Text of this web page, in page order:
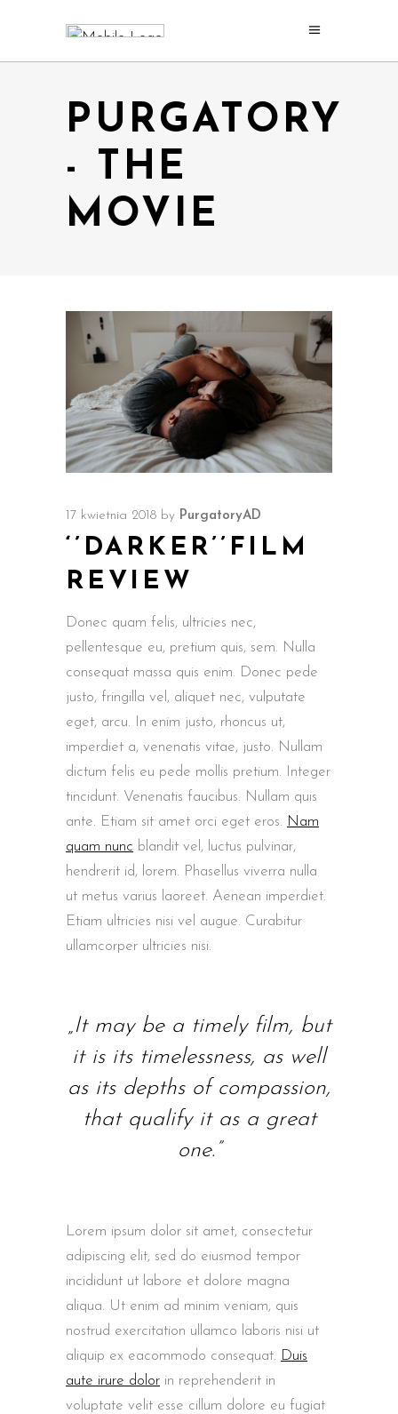
PURGATORY
- THE
MOVIE
17 kwietnia 2018 by PurgatoryAD
‘’DARKER’’FILM
REVIEW
Donec quam felis, ultricies nec,
pellentesque eu, pretium quis, sem. Nulla
consequat massa quis enim. Donec pede
justo, fringilla vel, aliquet nec, vulputate
eget, arcu. In enim justo, rhoncus ut,
imperdiet a, venenatis vitae, justo. Nullam
dictum felis eu pede mollis pretium. Integer
tincidunt. Venenatis faucibus. Nullam quis
ante. Etiam sit amet orci eget eros. Nam
quam nunc blandit vel, luctus pulvinar,
hendrerit id, lorem. Phasellus viverra nulla
ut metus varius laoreet. Aenean imperdiet.
Etiam ultricies nisi vel augue. Curabitur
ullamcorper ultricies nisi.
„It may be a timely film, but
it is its timelessness, as well
as its depths of compassion,
that qualify it as a great
one.”
Lorem ipsum dolor sit amet, consectetur
adipiscing elit, sed do eiusmod tempor
incididunt ut labore et dolore magna
aliqua. Ut enim ad minim veniam, quis
nostrud exercitation ullamco laboris nisi ut
aliquip ex eacommodo consequat. Duis
aute irure dolor in reprehenderit in
voluptate velit esse cillum dolore eu fugiat